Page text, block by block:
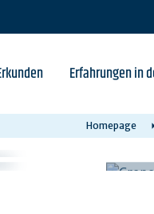
Erfahrungen in
Homepage